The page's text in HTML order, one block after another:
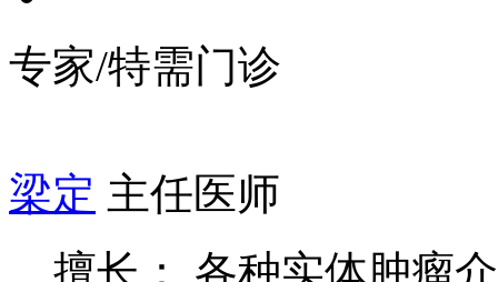
专家/特需门诊
梁定 主任医师
擅长： 各种实体肿瘤